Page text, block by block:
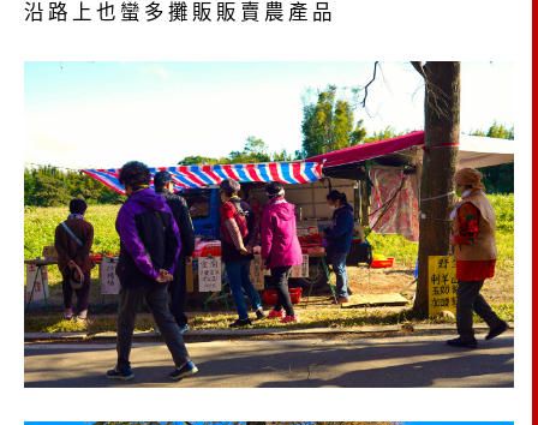
沿路上也蠻多攤販販賣農產品